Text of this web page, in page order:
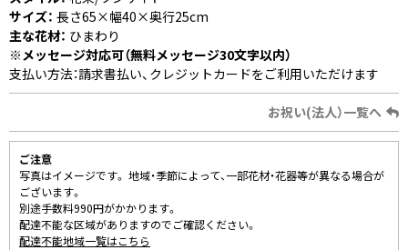
サイズ： 長さ65×幅40×奥行25cm
主な花材： ひまわり
※メッセージ対応可（無料メッセージ30文字以内）
支払い方法：請求書払い、クレジットカードをご利用いただけます
お祝い(法人）一覧へ
ご注意
写真はイメージです。 地域・季節によって、一部花材・花器等が異なる場合が
ございます。
別途手数料990円がかかります。
配達不能な区域がありますのでご確認ください。
配達不能地域一覧はこちら